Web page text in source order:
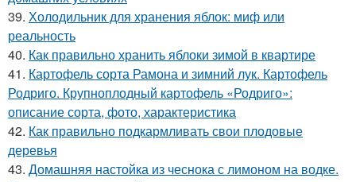
39. Холодильник для хранения яблок: миф или
реальность
40. Как правильно хранить яблоки зимой в квартире
41. Картофель сорта Рамона и зимний лук. Картофель
Родриго. Крупноплодный картофель «Родриго»:
описание сорта, фото, характеристика
42. Как правильно подкармливать свои плодовые
деревья
43. Домашняя настойка из чеснока с лимоном на водке.